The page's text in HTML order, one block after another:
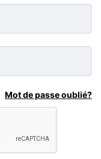
Mot de passe oublié?